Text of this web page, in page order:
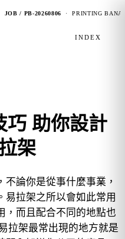
JOB / PB-20260806 · PRINTING
INDEX
巧 助你設計
架
論你是從事什麼事業，
易拉架之所以會如此常用
，而且配合不同的地點也
拉架最常出現的地方就是